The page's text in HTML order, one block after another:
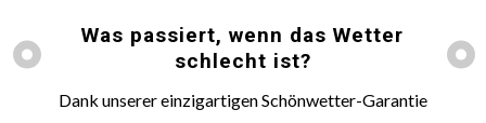
Was passiert, wenn das Wetter
schlecht ist?
Dank unserer einzigartigenSchönwetter-Garantie